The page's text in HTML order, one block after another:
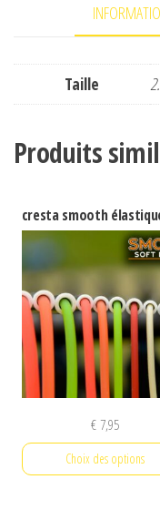
Taille
Produits
cresta smooth
€7,95
Choix des options